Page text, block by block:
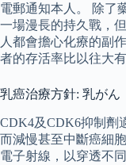
電郵通知本人。 除了
一場漫長的持久戰，
人都會擔心化療的副
者的存活率比以往大
乳癌治療方針: 乳が
CDK4及CDK6抑制劑
而減慢甚至中斷癌細
電子射線，以穿透不